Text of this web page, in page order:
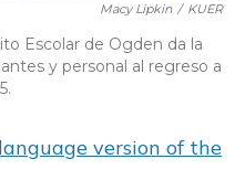
Macy Lipkin / KUER
Escolar de Ogden da la
y personal al regreso a
version of the